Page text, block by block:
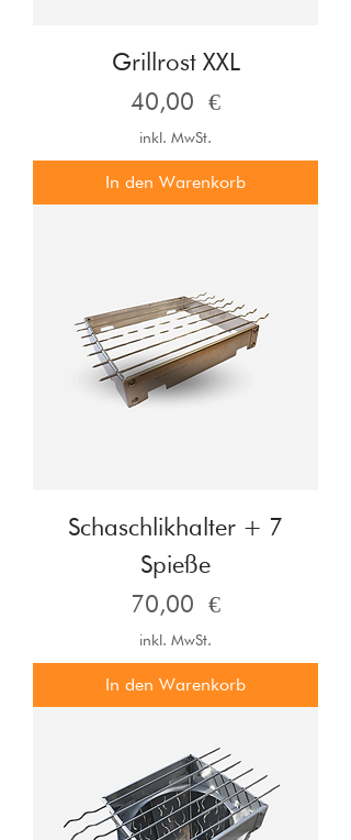
Grillrost XXL
Preis
40,00 €
inkl. MwSt.
In den Warenkorb
Schaschlikhalter + 7
Spieße
Preis
70,00 €
inkl. MwSt.
In den Warenkorb